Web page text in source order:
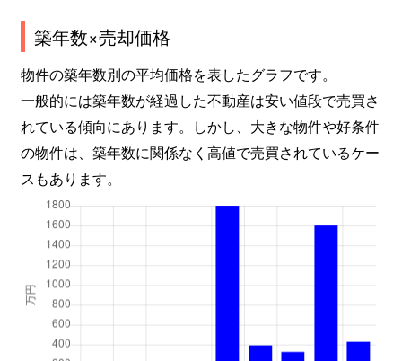
築年数×売却価格
物件の築年数別の平均価格を表したグラフです。
一般的には築年数が経過した不動産は安い値段で売買さ
れている傾向にあります。しかし、大きな物件や好条件
の物件は、築年数に関係なく高値で売買されているケー
スもあります。